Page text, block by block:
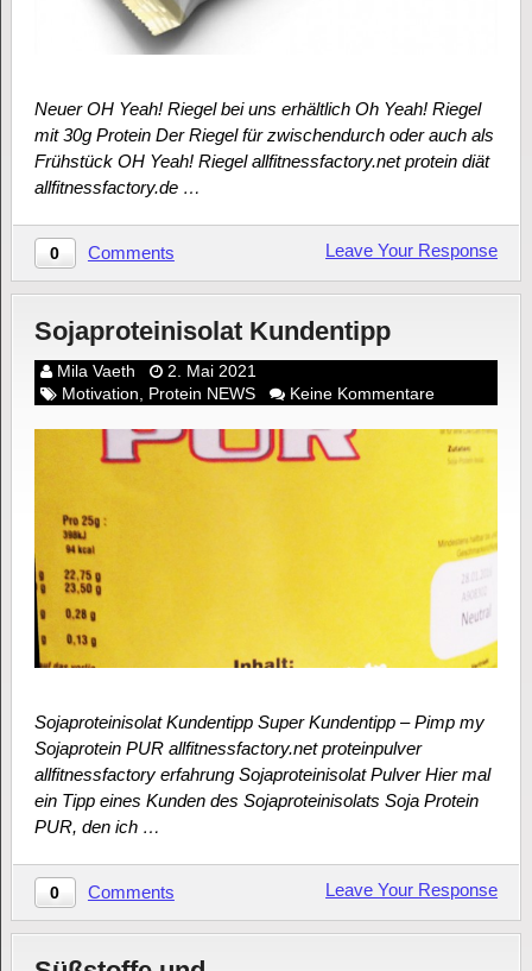
Neuer OH Yeah! Riegel bei uns erhältlich Oh Yeah! Riegel
mit 30g Protein Der Riegel für zwischendurch oder auch als
Frühstück OH Yeah! Riegel allfitnessfactory.net protein diät
allfitnessfactory.de …
0 Comments Leave Your Response
Sojaproteinisolat Kundentipp
Mila Vaeth
2. Mai 2021
Motivation
Protein NEWS Keine Kommentare
Sojaproteinisolat Kundentipp Super Kundentipp – Pimp my
Sojaprotein PUR allfitnessfactory.net proteinpulver
allfitnessfactory erfahrung Sojaproteinisolat Pulver Hier mal
ein Tipp eines Kunden des Sojaproteinisolats Soja Protein
PUR, den ich …
0 Comments Leave Your Response